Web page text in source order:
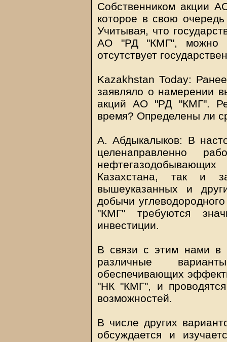
Собственником акции
которое в свою
Учитывая, что
АО "РД "КМГ", можно
отсутствует
Kazakhstan Today:
заявляло о намерении
акций АО "РД "КМГ".
время? Определены ли
А. Абдыкалыков: В
целенаправленно
Казахстана, так и
вышеуказанных и
добычи
"КМГ" требуются
инвестиции.
В связи с этим нами в
различные
обеспечивающих
"НК "КМГ", и
возможностей.
В числе других
обсуждается и